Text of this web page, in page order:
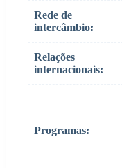
Rede de
intercâmbio:
Relações
internacionais:
Programas: